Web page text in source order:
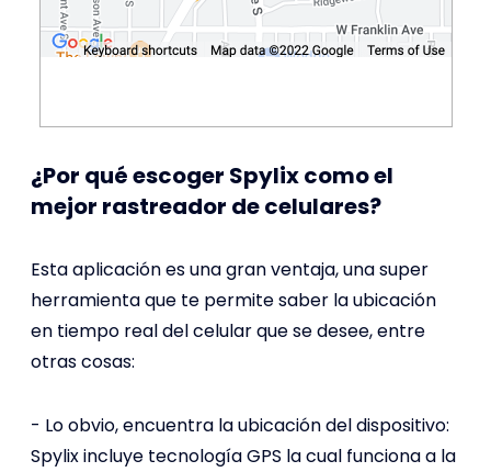
¿Por qué escoger Spylix como el
mejor rastreador de celulares?
Esta aplicación es una gran ventaja, una super
herramienta que te permite saber la ubicación
en tiempo real del celular que se desee, entre
otras cosas:
- Lo obvio, encuentra la ubicación del dispositivo:
Spylix incluye tecnología GPS la cual funciona a la